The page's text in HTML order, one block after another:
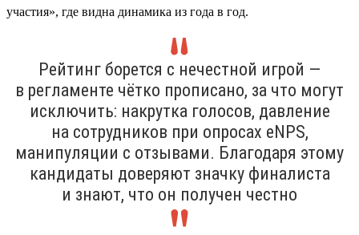
участия», где видна динамика из года в год.
Рейтинг борется с нечестной игрой —
в регламенте чётко прописано, за что могут
исключить: накрутка голосов, давление
на сотрудников при опросах eNPS,
манипуляции с отзывами. Благодаря этому
кандидаты доверяют значку финалиста
и знают, что он получен честно